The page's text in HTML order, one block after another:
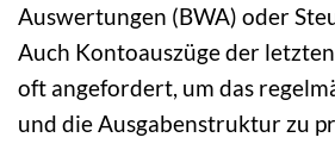
Auswertungen (BWA) oder
Auch Kontoauszüge der
oft angefordert, um das
und die Ausgabenstruktur zu